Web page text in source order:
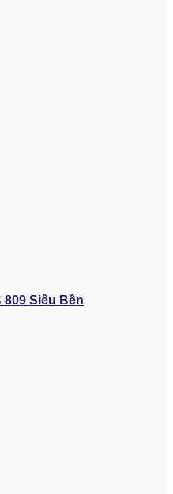
809 Siêu Bền